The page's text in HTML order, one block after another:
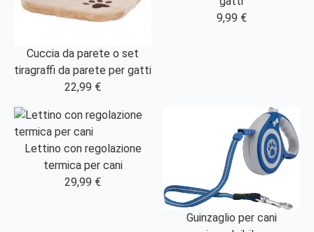
Cuccia da parete o set
tiragraffi da parete per gatti
22,99 €
9,99 €
Lettino con regolazione
termica per cani
29,99 €
Guinzaglio per cani